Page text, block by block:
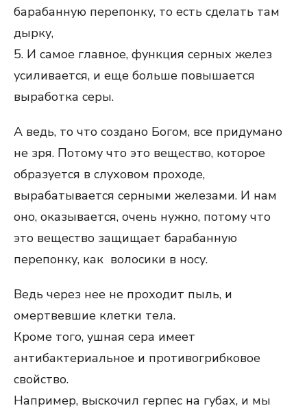
барабанную перепонку, то есть сделать там
дырку,
5. И самое главное, функция серных желез
усиливается, и еще больше повышается
выработка серы.
А ведь, то что создано Богом, все придумано
не зря. Потому что это вещество, которое
образуется в слуховом проходе,
вырабатывается серными железами. И нам
оно, оказывается, очень нужно, потому что
это вещество защищает барабанную
перепонку, как волосики в носу.
Ведь через нее не проходит пыль, и
омертвевшие клетки тела.
Кроме того, ушная сера имеет
антибактериальное и противогрибковое
свойство.
Например, выскочил герпес на губах, и мы